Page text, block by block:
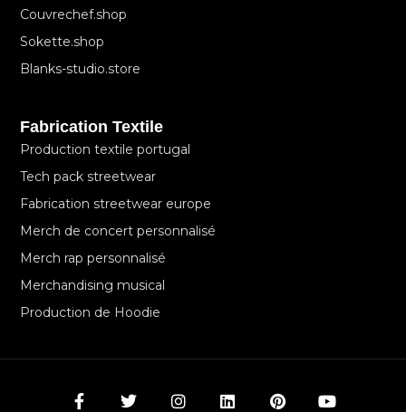
Couvrechef.shop
Sokette.shop
Blanks-studio.store
Fabrication Textile
Production textile portugal
Tech pack streetwear
Fabrication streetwear europe
Merch de concert personnalisé
Merch rap personnalisé
Merchandising musical
Production de Hoodie
a
w
n
i
i
o